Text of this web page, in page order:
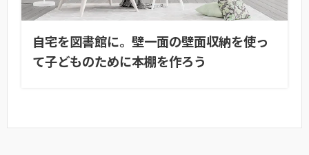
自宅を図書館に。壁一面の壁面収納を使っ
て子どものために本棚を作ろう